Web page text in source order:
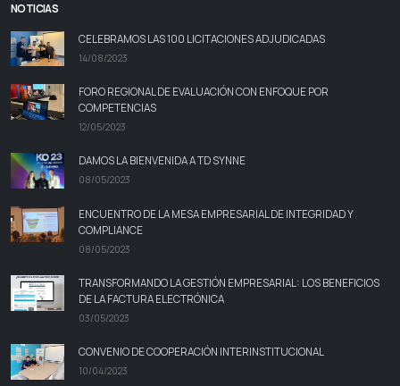
NOTICIAS
CELEBRAMOS LAS 100 LICITACIONES ADJUDICADAS
14/08/2023
FORO REGIONAL DE EVALUACIÓN CON ENFOQUE POR
COMPETENCIAS
12/05/2023
DAMOS LA BIENVENIDA A TD SYNNE
08/05/2023
ENCUENTRO DE LA MESA EMPRESARIAL DE INTEGRIDAD Y
COMPLIANCE
08/05/2023
TRANSFORMANDO LA GESTIÓN EMPRESARIAL: LOS BENEFICIOS
DE LA FACTURA ELECTRÓNICA
03/05/2023
CONVENIO DE COOPERACIÓN INTERINSTITUCIONAL
10/04/2023